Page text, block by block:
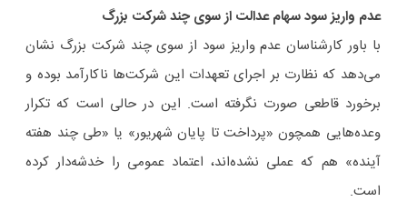
عدم واریز سود سهام عدالت از سوی چند شرکت بزرگ
با باور کارشناسان عدم واریز سود از سوی چند شرکت بزرگ نشان
می‌دهد که نظارت بر اجرای تعهدات این شرکت‌ها ناکارآمد بوده و
برخورد قاطعی صورت نگرفته است. این در حالی است که تکرار
وعده‌هایی همچون «پرداخت تا پایان شهریور» یا «طی چند هفته
آینده» هم که عملی نشده‌اند، اعتماد عمومی را خدشه‌دار کرده
است.